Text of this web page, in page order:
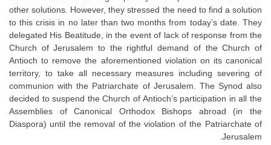
other solutions. However, they stressed the need to find a solution
to this crisis in no later than two months from today’s date. They
delegated His Beatitude, in the event of lack of response from the
Church of Jerusalem to the rightful demand of the Church of
Antioch to remove the aforementioned violation on its canonical
territory, to take all necessary measures including severing of
communion with the Patriarchate of Jerusalem. The Synod also
decided to suspend the Church of Antioch’s participation in all the
Assemblies of Canonical Orthodox Bishops abroad (in the
Diaspora) until the removal of the violation of the Patriarchate of
Jerusalem.